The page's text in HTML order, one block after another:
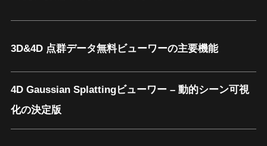
3D&4D 点群データ無料ビューワーの主要機能
4D Gaussian Splattingビューワー– 動的シーン可視
化の決定版